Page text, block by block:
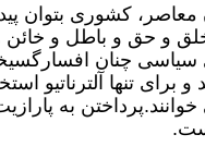
کشوری بتوان
و حق و باطل و
چنان
برای تنها آلترناتیو
به